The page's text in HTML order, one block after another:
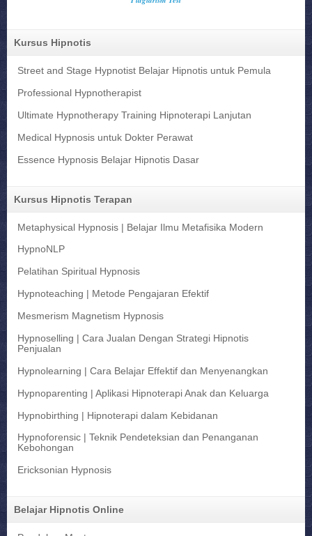
Kursus Hipnotis
Street and Stage Hypnotist Belajar Hipnotis untuk Pemula
Professional Hypnotherapist
Ultimate Hypnotherapy Training Hipnoterapi Lanjutan
Medical Hypnosis untuk Dokter Perawat
Essence Hypnosis Belajar Hipnotis Dasar
Kursus Hipnotis Terapan
Metaphysical Hypnosis | Belajar Ilmu Metafisika Modern
HypnoNLP
Pelatihan Spiritual Hypnosis
Hypnoteaching | Metode Pengajaran Efektif
Mesmerism Magnetism Hypnosis
Hypnoselling | Cara Jualan Dengan Strategi Hipnotis
Penjualan
Hypnolearning | Cara Belajar Effektif dan Menyenangkan
Hypnoparenting | Aplikasi Hipnoterapi Anak dan Keluarga
Hypnobirthing | Hipnoterapi dalam Kebidanan
Hypnoforensic | Teknik Pendeteksian dan Penanganan
Kebohongan
Ericksonian Hypnosis
Belajar Hipnotis Online